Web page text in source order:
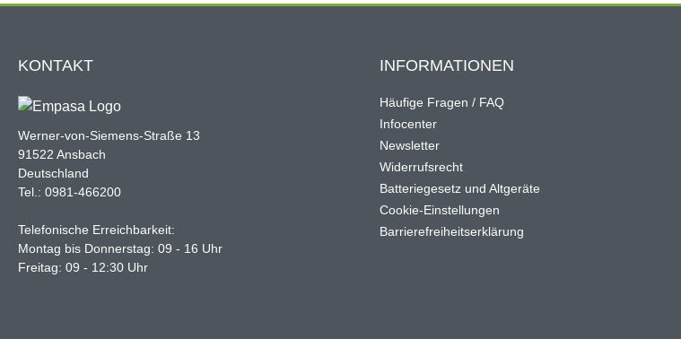
KONTAKT
Werner-von-Siemens-Straße 13
91522 Ansbach
Deutschland
Tel.: 0981-466200
Telefonische Erreichbarkeit:
Montag bis Donnerstag: 09 - 16 Uhr
Freitag: 09 - 12:30 Uhr
INFORMATIONEN
Häufige Fragen / FAQ
Infocenter
Newsletter
Widerrufsrecht
Batteriegesetz und Altgeräte
Cookie-Einstellungen
Barrierefreiheitserklärung